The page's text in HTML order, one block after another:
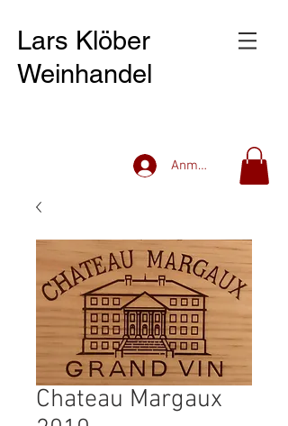
Lars Klöber
Weinhandel
Anmelden
Chateau Margaux